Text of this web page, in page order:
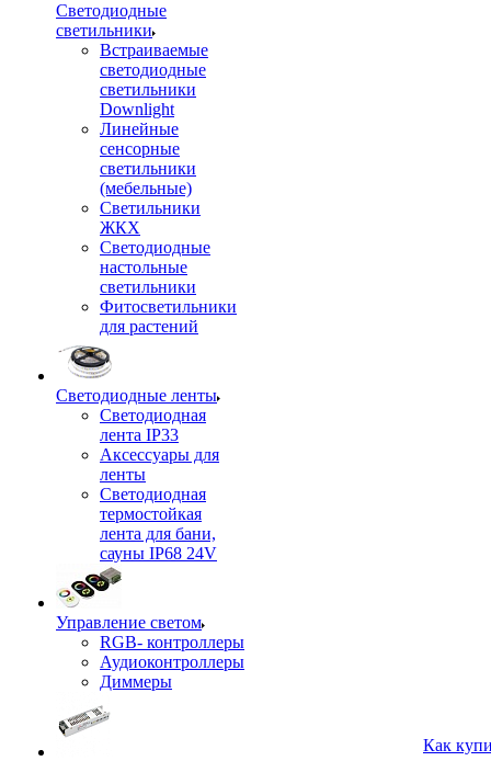
Светодиодные
светильники
Встраиваемые
светодиодные
светильники
Downlight
Линейные
сенсорные
светильники
(мебельные)
Светильники
ЖКХ
Светодиодные
настольные
светильники
Фитосветильники
для растений
Светодиодные ленты
Светодиодная
лента IP33
Аксессуары для
ленты
Светодиодная
термостойкая
лента для бани,
сауны IP68 24V
Управление светом
RGB- контроллеры
Аудиоконтроллеры
Диммеры
Как